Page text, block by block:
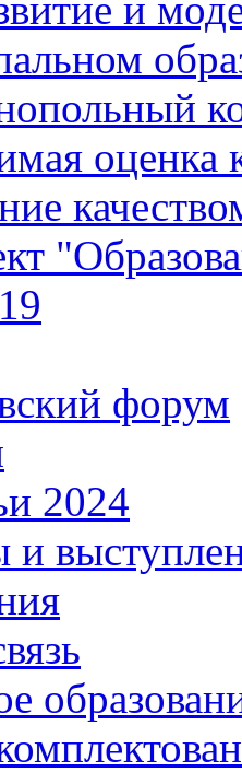
оценка
форум
2024
и